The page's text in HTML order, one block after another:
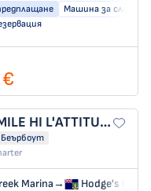
Машина за сладка
HI L'ATTITUDES
Беърбоут
Marina→
Hodge's